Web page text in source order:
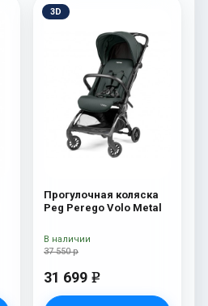
3D
Прогулочная коляска
Peg Perego Volo Metal
37 550 р
31 699 e
В наличии